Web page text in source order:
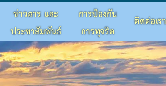
ติดต่อเรา
การป้องกัน
การทุจริต
ข่าวสาร และ
ประชาสัมพันธ์
×
×
×
×
×
×
×